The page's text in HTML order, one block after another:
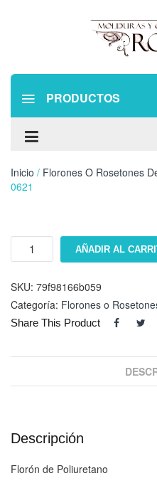
PRODUCTOS
Inicio / Florones O Rosetones
0621
Florón
cantidad
AÑADIR AL
SKU: 79f98166b059
Categoría: Florones o
Share This Product
Descripción
Florón de Poliuretano